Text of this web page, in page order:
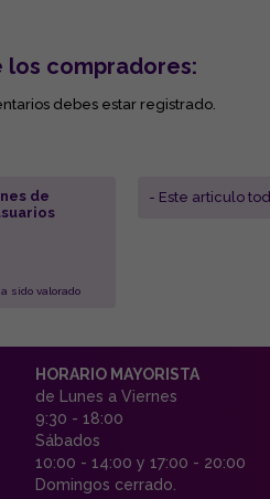
los compradores:
debes estar registrado.
de
sido valorado
- Este articulo
HORARIO MAYORISTA
de Lunes a Viernes
9:30 - 18:00
Sábados
10:00 - 14:00 y 17:00 - 20:00
Domingos cerrado.